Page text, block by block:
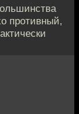
противный,